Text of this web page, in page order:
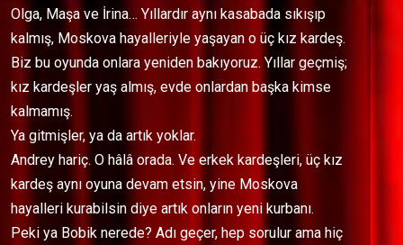
Olga, Maşa ve İrina… Yıllardır aynı kasabada sıkışıp
kalmış, Moskova hayalleriyle yaşayan o üç kız kardeş.
Biz bu oyunda onlara yeniden bakıyoruz. Yıllar geçmiş;
kız kardeşler yaş almış, evde onlardan başka kimse
kalmamış.
Ya gitmişler, ya da artık yoklar.
Andrey hariç. O hâlâ orada. Ve erkek kardeşleri, üç kız
kardeş aynı oyuna devam etsin, yine Moskova
hayalleri kurabilsin diye artık onların yeni kurbanı.
Peki ya Bobik nerede? Adı geçer, hep sorulur ama hiç